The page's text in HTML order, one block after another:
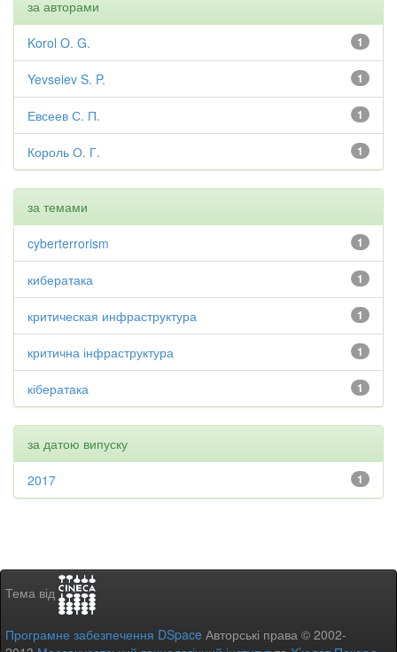
за авторами
1
Korol O. G.
1
Yevseiev S. P.
1
Евсеев С. П.
1
Король О. Г.
за темами
1
cyberterrorism
1
кибератака
1
критическая инфраструктура
1
критична інфраструктура
1
кібератака
за датою випуску
1
2017
Тема від
Програмне забезпечення DSpace Авторські права © 2002-